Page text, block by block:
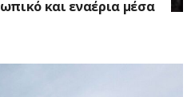
και εναέρια μέσα